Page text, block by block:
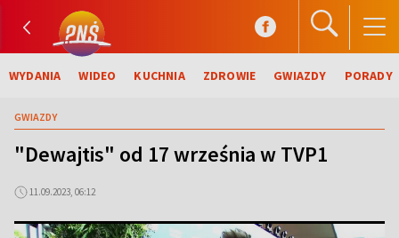
WYDANIA WIDEO KUCHNIA ZDROWIE GWIAZDY PORADY
GWIAZDY
"Dewajtis" od 17 września w TVP1
11.09.2023, 06:12